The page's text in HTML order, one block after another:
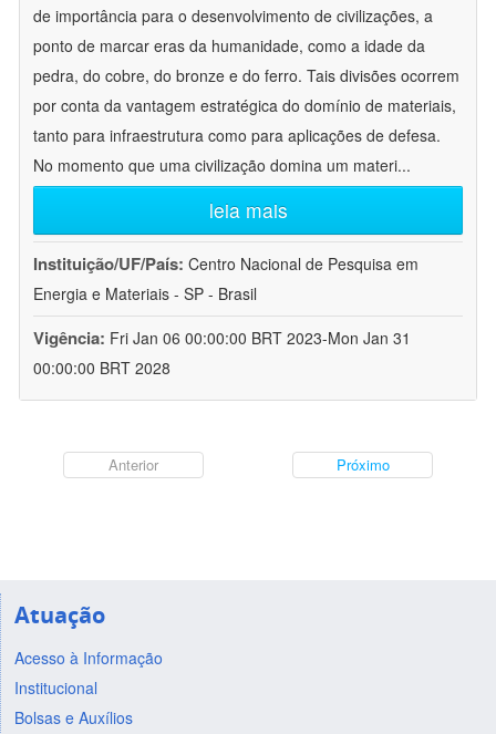
de importância para o desenvolvimento de civilizações, a
ponto de marcar eras da humanidade, como a idade da
pedra, do cobre, do bronze e do ferro. Tais divisões ocorrem
por conta da vantagem estratégica do domínio de materiais,
tanto para infraestrutura como para aplicações de defesa.
No momento que uma civilização domina um materi...
leia mais
Instituição/UF/País: Centro Nacional de Pesquisa em
Energia e Materiais - SP - Brasil
Vigência: Fri Jan 06 00:00:00 BRT 2023-Mon Jan 31
00:00:00 BRT 2028
Anterior Próximo
Atuação
Acesso à Informação
Institucional
Bolsas e Auxílios